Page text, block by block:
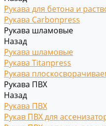
Рукава для бетона и
Рукава Carbonpress
Рукава шламовые
Назад
Рукава шламовые
Рукава Titanpress
Рукава
Рукава ПВХ
Назад
Рукава ПВХ
Рукав ПВХ для